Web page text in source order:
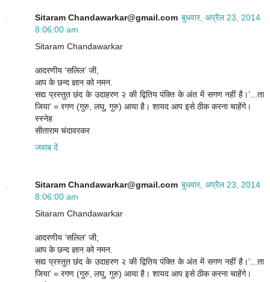
Sitaram Chandawarkar@gmail.com बुधवार, अप्रैल 23, 2014
8:06:00 am
Sitaram Chandawarkar
आदरणीय ’सलिल’ जी,
आप के छन्द ज्ञान को नमन.
सद्य प्रस्तुत छंद के उदाहरण २ की द्वितिय पंक्ति के अंत में सगण नहीं है।’...ता
जिया’ = रगण (गुरु, लघु, गुरु) आया है। शायद आप इसे ठीक करना चाहेंगे।
स्स्नेह
सीताराम चंदावरकर
जवाब दें
Sitaram Chandawarkar@gmail.com बुधवार, अप्रैल 23, 2014
8:06:00 am
Sitaram Chandawarkar
आदरणीय ’सलिल’ जी,
आप के छन्द ज्ञान को नमन.
सद्य प्रस्तुत छंद के उदाहरण २ की द्वितिय पंक्ति के अंत में सगण नहीं है।’...ता
जिया’ = रगण (गुरु, लघु, गुरु) आया है। शायद आप इसे ठीक करना चाहेंगे।